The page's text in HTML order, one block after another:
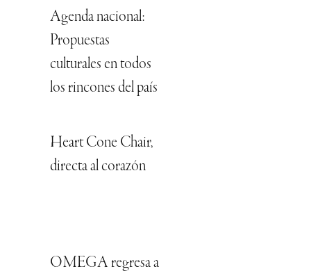
Agenda nacional:
Propuestas
culturales en todos
los rincones del país
Heart Cone Chair,
directa al corazón
OMEGA regresa a